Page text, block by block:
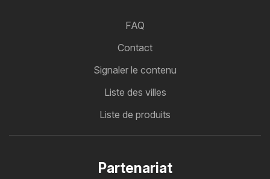
FAQ
Contact
Signaler le contenu
Liste des villes
Liste de produits
Partenariat